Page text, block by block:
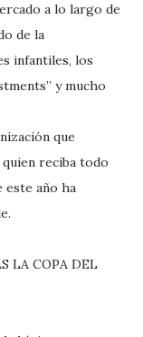
a lo largo de
de la
infantiles, los
y mucho
que
reciba todo
este año ha
LA COPA DEL